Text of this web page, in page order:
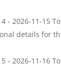
- 2026-11-15
details for
- 2026-11-16